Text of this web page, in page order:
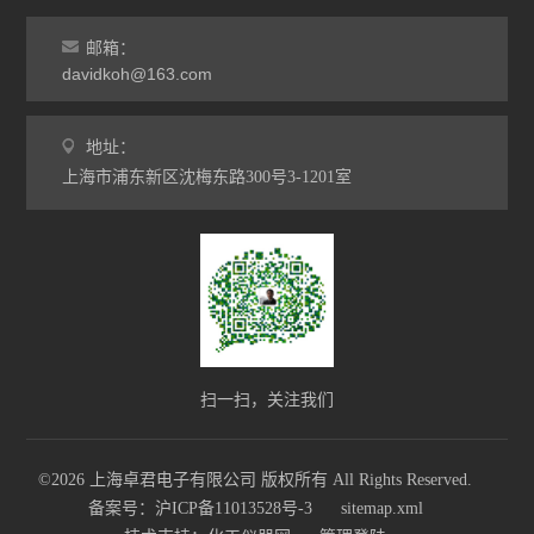
邮箱：
davidkoh@163.com
地址：
上海市浦东新区沈梅东路300号3-1201室
扫一扫，关注我们
©2026 上海卓君电子有限公司 版权所有 All Rights Reserved.
备案号：沪ICP备11013528号-3
sitemap.xml